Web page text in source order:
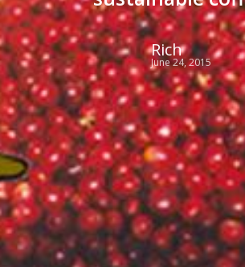
Rich
June 24, 2015